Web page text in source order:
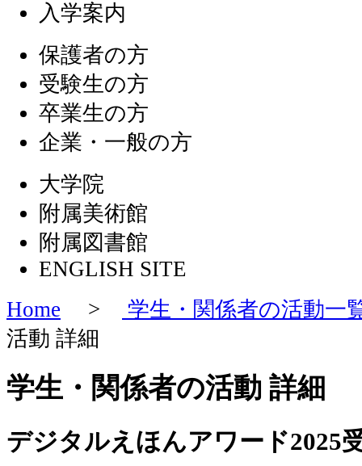
入学案内
保護者の方
受験生の方
卒業生の方
企業・一般の方
大学院
附属美術館
附属図書館
ENGLISH SITE
Home >
学生・関係者の活動一
活動 詳細
学生・関係者の活動 詳細
デジタルえほんアワード2025